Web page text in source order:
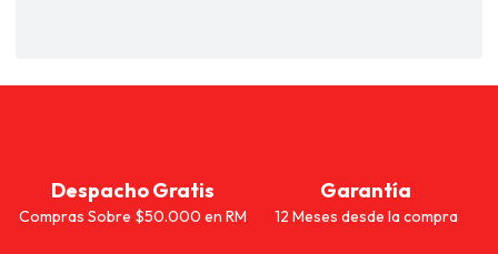
Despacho Gratis
Compras Sobre $50.000 en RM
Garantía
12 Meses desde la compra